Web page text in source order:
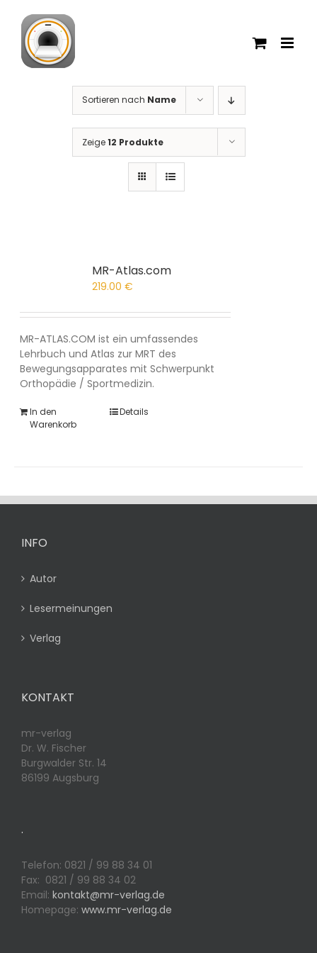
Inhalt
springen
Sortieren nach Name
Zeige12 Produkte
MR-Atlas.com
219.00€
MR-ATLAS.COM ist ein umfassendes
Lehrbuch und Atlas zur MRT des
Bewegungsapparates mit Schwerpunkt
Orthopädie / Sportmedizin.
In den
Warenkorb
Details
INFO
Autor
Lesermeinungen
Verlag
KONTAKT
mr-verlag
Dr. W. Fischer
Burgwalder Str. 14
86199 Augsburg
.
Telefon: 0821 / 99 88 34 01
Fax: 0821 / 99 88 34 02
Email: kontakt@mr-verlag.de
Homepage: www.mr-verlag.de